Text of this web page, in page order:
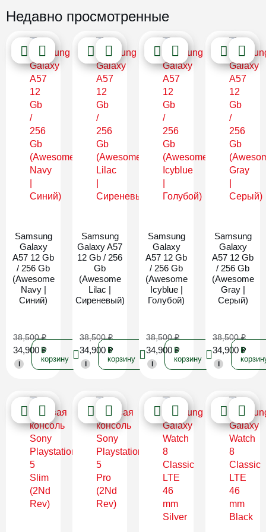
Недавно просмотренные
Samsung
Galaxy
A57 12 Gb
/ 256 Gb
(Awesome
Navy |
Синий)
38,500₽
34,900 ₽
i
В
корзину
Samsung
Galaxy A57
12 Gb / 256
Gb
(Awesome
Lilac |
Сиреневый)
38,500₽
34,900 ₽
i
В
корзину
Samsung
Galaxy
A57 12 Gb
/ 256 Gb
(Awesome
Icyblue |
Голубой)
38,500₽
34,900 ₽
i
В
корзину
Samsung
Galaxy
A57 12 Gb
/ 256 Gb
(Awesome
Gray |
Серый)
38,500₽
34,900 ₽
i
В